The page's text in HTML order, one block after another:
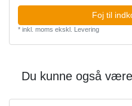
Foj til
* inkl. moms ekskl. Levering
Du kunne også